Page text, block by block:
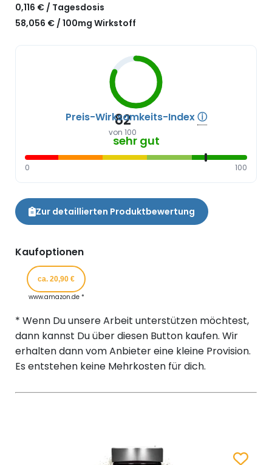
0,116 € / Tagesdosis
58,056 € / 100mg Wirkstoff
82
von 100
Preis-Wirksamkeits-Indexⓘ
sehr gut
0 100
Zur detaillierten Produktbewertung
Kaufoptionen
ca. 20,90 €
www.amazon.de *
* Wenn Du unsere Arbeit unterstützen möchtest,
dann kannst Du über diesen Button kaufen. Wir
erhalten dann vom Anbieter eine kleine Provision.
Es entstehen keine Mehrkosten für dich.